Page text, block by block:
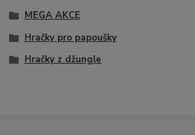
MEGA AKCE
Hračky pro papoušky
Hračky z džungle